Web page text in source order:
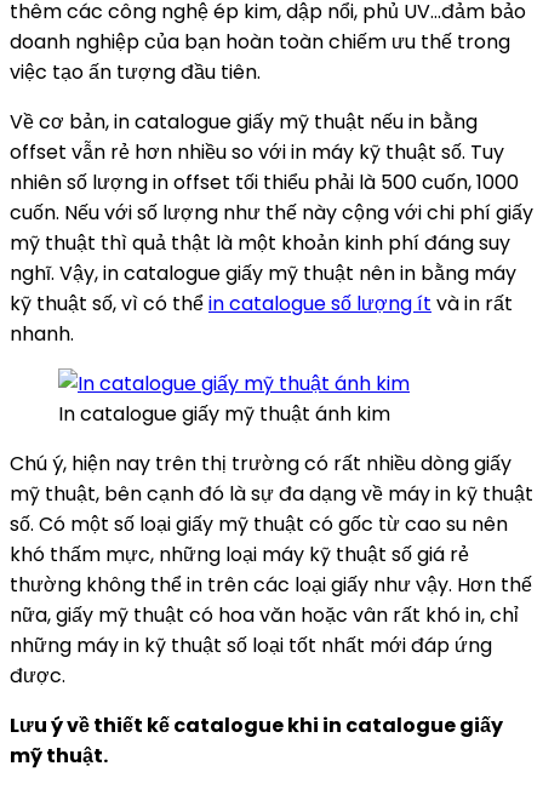
thêm các công nghệ ép kim, dập nổi, phủ UV…đảm bảo
doanh nghiệp của bạn hoàn toàn chiếm ưu thế trong
việc tạo ấn tượng đầu tiên.
Về cơ bản, in catalogue giấy mỹ thuật nếu in bằng
offset vẫn rẻ hơn nhiều so với in máy kỹ thuật số. Tuy
nhiên số lượng in offset tối thiểu phải là 500 cuốn, 1000
cuốn. Nếu với số lượng như thế này cộng với chi phí giấy
mỹ thuật thì quả thật là một khoản kinh phí đáng suy
nghĩ. Vậy, in catalogue giấy mỹ thuật nên in bằng máy
kỹ thuật số, vì có thểin catalogue số lượng ít và in rất
nhanh.
In catalogue giấy mỹ thuật ánh kim
Chú ý, hiện nay trên thị trường có rất nhiều dòng giấy
mỹ thuật, bên cạnh đó là sự đa dạng về máy in kỹ thuật
số. Có một số loại giấy mỹ thuật có gốc từ cao su nên
khó thấm mực, những loại máy kỹ thuật số giá rẻ
thường không thể in trên các loại giấy như vậy. Hơn thế
nữa, giấy mỹ thuật có hoa văn hoặc vân rất khó in, chỉ
những máy in kỹ thuật số loại tốt nhất mới đáp ứng
được.
Lưu ý về thiết kế catalogue khi in catalogue giấy
mỹ thuật.